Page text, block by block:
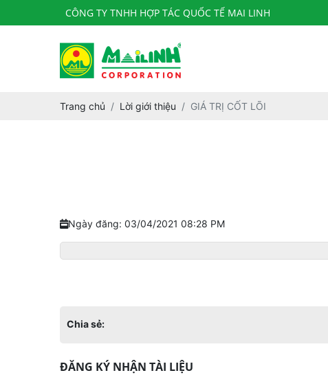
CÔNG TY TNHH HỢP TÁC QUỐC TẾ MAI LINH
Trang chủ Lời giới thiệu GIÁ TRỊ CỐT LÕI
Ngày đăng: 03/04/2021 08:28 PM
Chia sẻ:
ĐĂNG KÝ NHẬN TÀI LIỆU